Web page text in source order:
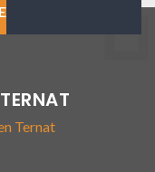
Ternat